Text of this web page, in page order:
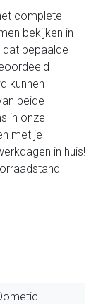
complete
bekijken in
bepaalde
kunnen
beide
in onze
met je
in huis!